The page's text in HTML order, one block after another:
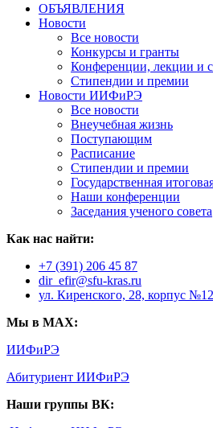
ОБЪЯВЛЕНИЯ
Новости
Все новости
Конкурсы и гранты
Конференции, лекции и
Стипендии и премии
Новости ИИФиРЭ
Все новости
Внеучебная жизнь
Поступающим
Расписание
Стипендии и премии
Государственная
Наши конференции
Заседания ученого совета
Как нас найти:
+7 (391) 206 45 87
dir_efir@sfu-kras.ru
ул. Киренского, 28, корпус
Мы в MAX:
ИИФиРЭ
Абитуриент ИИФиРЭ
Наши группы ВК: